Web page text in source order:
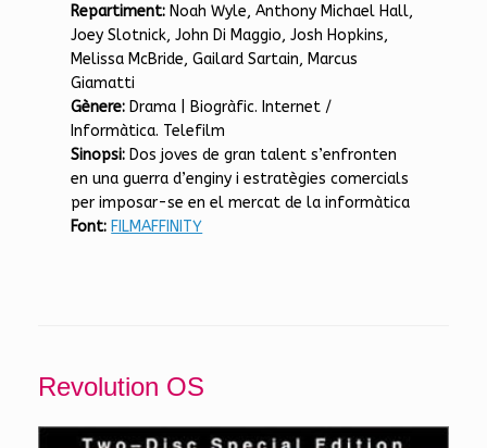
Repartiment: Noah Wyle, Anthony Michael Hall,
Joey Slotnick, John Di Maggio, Josh Hopkins,
Melissa McBride, Gailard Sartain, Marcus
Giamatti
Gènere: Drama | Biogràfic. Internet /
Informàtica. Telefilm
Sinopsi: Dos joves de gran talent s’enfronten
en una guerra d’enginy i estratègies comercials
per imposar-se en el mercat de la informàtica
Font: FILMAFFINITY
Revolution OS